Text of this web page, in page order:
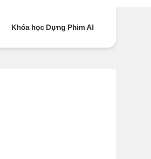
Khóa học Dựng Phim AI